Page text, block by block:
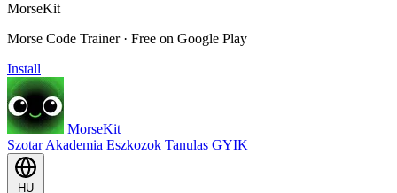
MorseKit
Morse Code Trainer · Free on Google Play
Install
MorseKit
SzotarAkademia Eszkozok Tanulas GYIK